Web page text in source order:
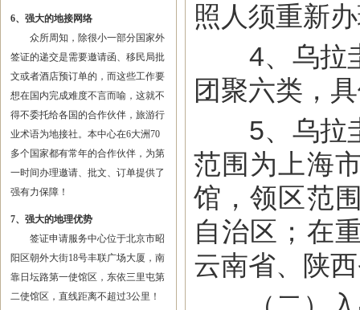
6、强大的地接网络
众所周知，除很小一部分国家外
签证的递交是需要邀请函、移民局批
文或者酒店预订单的，而这些工作要
想在国内完成难度不言而喻，这就不
得不委托给各国的合作伙伴，旅游行
业术语为地接社。本中心在6大洲70
多个国家都有常年的合作伙伴，为第
一时间办理邀请、批文、订单提供了
强有力保障！
7、强大的地理优势
签证申请服务中心位于北京市昭
阳区朝外大街18号丰联广场大厦，南
靠日坛路第一使馆区，东依三里屯第
二使馆区，直线距离不超过3公里！
照人须重新
4、乌拉圭
团聚六类，
5、乌拉圭
范围为上海
馆，领区范
自治区；在
云南省、陕